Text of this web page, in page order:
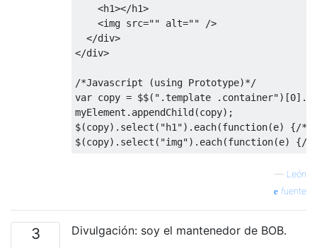
<h1></h1>
<img src="" alt=""
/>
</div>
</div>
/*Javascript (using Prototype)*/
var copy = $$( ".template .container")[0].
myElement . appendChild(copy);
$(copy). select ( "h1"). each(function(e) {/
$(copy). select ( "img"). each(function(e) {/
— León
fuente
3 Divulgación: soy el mantenedor de BOB.